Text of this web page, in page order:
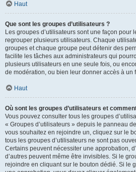
Haut
Que sont les groupes d’utilisateurs ?
Les groupes d’utilisateurs sont une façon pour
regrouper plusieurs utilisateurs. Chaque
groupes et chaque groupe peut détenir des
facilite les tâches aux administrateurs qui
plusieurs utilisateurs en une seule fois, ou
de modération, ou bien leur donner accès à un
Haut
Où sont les groupes d’utilisateurs et
Vous pouvez consulter tous les groupes
« Groupes d’utilisateurs » depuis le panneau
vous souhaitez en rejoindre un, cliquez sur le
tous les groupes d’utilisateurs ne sont pas
Certains peuvent nécessiter une approbation,
d’autres peuvent même être invisibles. Si le
rejoindre en cliquant sur le bouton dédié. Si le